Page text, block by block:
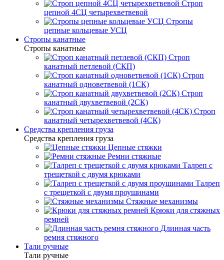
Строп
цепной 4СЦ четырехветвевой
Стропы
цепные кольцевые УСЦ
Стропы канатные
Стропы канатные
Строп
канатный петлевой (СКП)
Строп
канатный одноветвевой (1СК)
Строп
канатный двухветвевой (2СК)
Строп
канатный четырехветвевой (4СК)
Средства крепления груза
Средства крепления груза
Цепные стяжки
Ремни стяжные
Талреп с
трещеткой с двумя крюками
Талреп
с трещеткой с двумя проушинами
Стяжные механизмы
Крюки для стяжных
ремней
Длинная часть
ремня стяжного
Тали ручные
Тали ручные